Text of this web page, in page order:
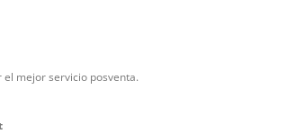
mejor servicio posventa.